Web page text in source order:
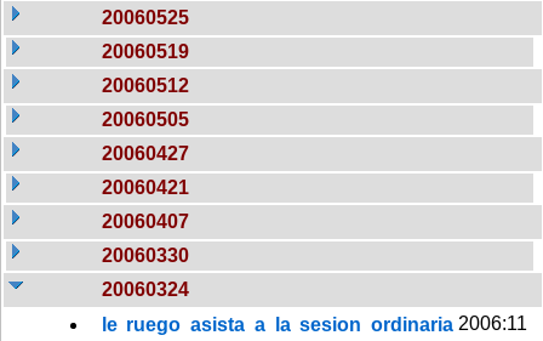
20060525
20060519
20060512
20060505
20060427
20060421
20060407
20060330
20060324
le ruego asista a la sesion ordinaria 2006:11